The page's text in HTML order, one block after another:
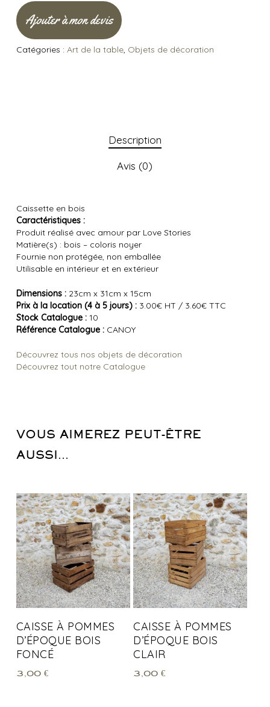
Ajouter à mon devis
Catégories : Art de la table, Objets de décoration
Description
Avis (0)
Caissette en bois
Caractéristiques :
Produit réalisé avec amour par Love Stories
Matière(s) : bois – coloris noyer
Fournie non protégée, non emballée
Utilisable en intérieur et en extérieur
Dimensions :23cm x 31cm x 15cm
Prix à la location (4 à 5 jours) :3.00€ HT / 3.60€ TTC
Stock Catalogue :10
Référence Catalogue :CANOY
Découvrez tous nos objets de décoration
Découvrez tout notre Catalogue
VOUS AIMEREZ PEUT-ÊTRE
AUSSI…
CAISSE À POMMES
D’ÉPOQUE BOIS
FONCÉ
3,00 €
CAISSE À POMMES
D’ÉPOQUE BOIS
CLAIR
3,00€